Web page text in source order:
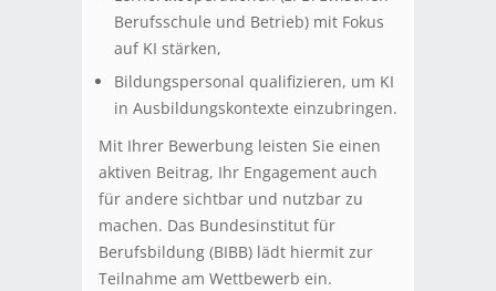
Berufsschule und Betrieb) mit Fokus
auf KI stärken,
Bildungspersonal qualifizieren, um KI
in Ausbildungskontexte einzubringen.
Mit Ihrer Bewerbung leisten Sie einen
aktiven Beitrag, Ihr Engagement auch
für andere sichtbar und nutzbar zu
machen. Das Bundesinstitut für
Berufsbildung (BIBB) lädt hiermit zur
Teilnahme am Wettbewerb ein.